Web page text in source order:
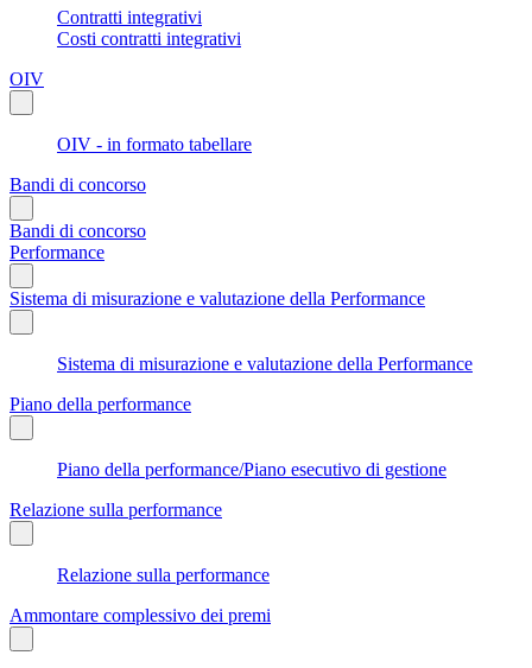
Contratti integrativi
Costi contratti integrativi
OIV
OIV - in formato tabellare
Bandi di concorso
Bandi di concorso
Performance
Sistema di misurazione e valutazione della Performance
Sistema di misurazione e valutazione della Performance
Piano della performance
Piano della performance/Piano esecutivo di gestione
Relazione sulla performance
Relazione sulla performance
Ammontare complessivo dei premi